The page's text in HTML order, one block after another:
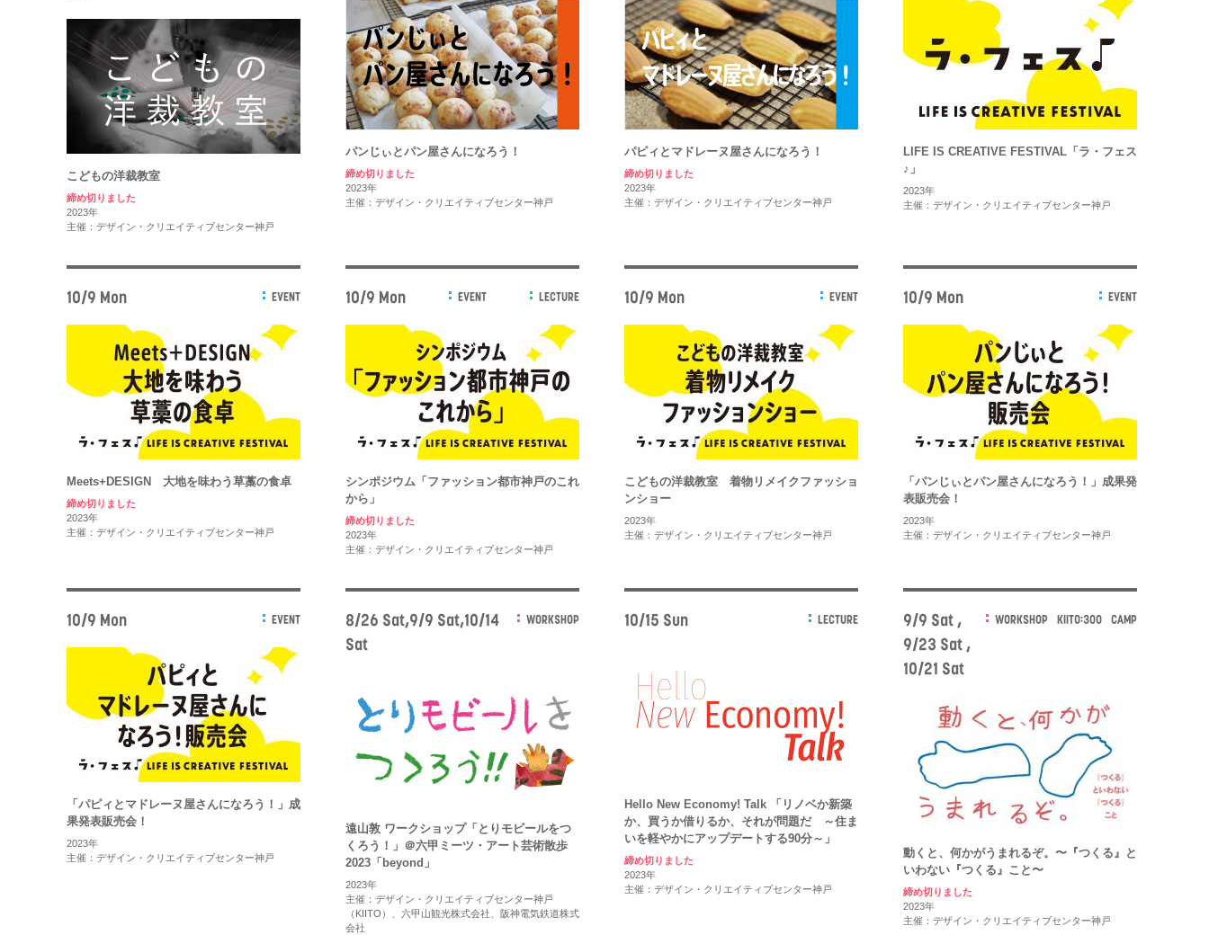
こどもの洋裁教室
締め切りました
2023年
主催：デザイン・クリエイティブセンター神戸
パンじぃとパン屋さんになろう！
締め切りました
2023年
主催：デザイン・クリエイティブセンター神戸
パピィとマドレーヌ屋さんになろう！
締め切りました
2023年
主催：デザイン・クリエイティブセンター神戸
LIFE IS CREATIVE FESTIVAL「ラ・フェス
♪」
2023年
主催：デザイン・クリエイティブセンター神戸
10/9 Mon EVENT
Meets+DESIGN 大地を味わう草藁の食卓
締め切りました
2023年
主催：デザイン・クリエイティブセンター神戸
10/9 Mon EVENT LECTURE
シンポジウム「ファッション都市神戸のこれ
から」
締め切りました
2023年
主催：デザイン・クリエイティブセンター神戸
10/9 Mon EVENT
こどもの洋裁教室 着物リメイクファッショ
ンショー
2023年
主催：デザイン・クリエイティブセンター神戸
10/9 Mon EVENT
「パンじぃとパン屋さんになろう！」成果発
表販売会！
2023年
主催：デザイン・クリエイティブセンター神戸
10/9 Mon EVENT
「パピィとマドレーヌ屋さんになろう！」成
果発表販売会！
2023年
主催：デザイン・クリエイティブセンター神戸
8/26 Sat,9/9 Sat,10/14
Sat
WORKSHOP
遠山敦 ワークショップ「とりモビールをつ
くろう！」＠六甲ミーツ・アート芸術散歩
2023「beyond」
2023年
主催：デザイン・クリエイティブセンター神戸
（KIITO）、六甲山観光株式会社、阪神電気鉄道株式
会社
10/15 Sun LECTURE
Hello New Economy! Talk 「リノベか新築
か、買うか借りるか、それが問題だ ～住ま
いを軽やかにアップデートする90分～」
締め切りました
2023年
主催：デザイン・クリエイティブセンター神戸
9/9 Sat ,
9/23 Sat ,
10/21 Sat
WORKSHOP KIITO:300 CAMP
動くと、何かがうまれるぞ。〜『つくる』と
いわない『つくる』こと〜
締め切りました
2023年
主催：デザイン・クリエイティブセンター神戸